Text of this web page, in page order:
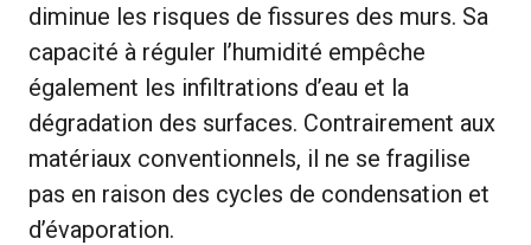
diminue les risques de fissures des murs. Sa
capacité à réguler l’humidité empêche
également les infiltrations d’eau et la
dégradation des surfaces. Contrairement aux
matériaux conventionnels, il ne se fragilise
pas en raison des cycles de condensation et
d’évaporation.